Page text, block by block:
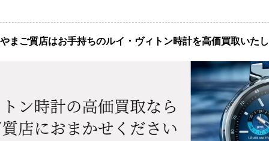
まご質店はお手持ちのルイ・ヴィトン時計を高価買取いた